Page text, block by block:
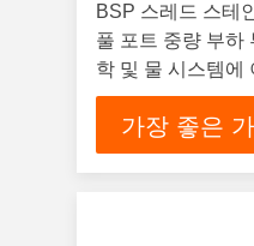
BSP 스레드 스테
풀 포트 중량 부하
학 및 물 시스템에
가장 좋은